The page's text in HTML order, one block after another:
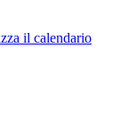
il calendario